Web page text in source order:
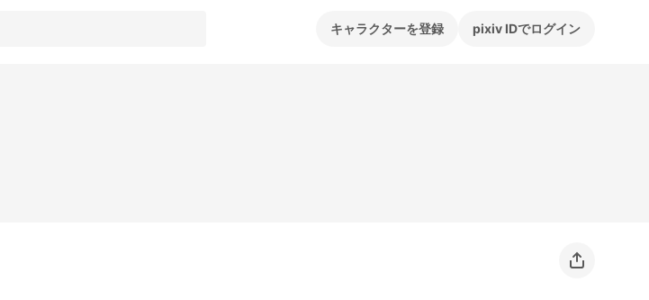
キャラクターを登録 pixiv IDでログイン